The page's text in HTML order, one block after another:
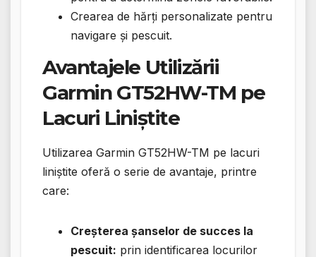
Crearea de hărți personalizate pentru
navigare și pescuit.
Avantajele Utilizării
Garmin GT52HW-TM pe
Lacuri Liniștite
Utilizarea Garmin GT52HW-TM pe lacuri
liniștite oferă o serie de avantaje, printre
care:
Creșterea șanselor de succes la
pescuit: prin identificarea locurilor